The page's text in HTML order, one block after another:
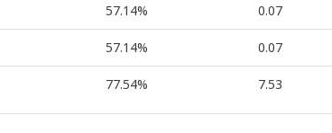
57.14% 0.07
57.14% 0.07
77.54% 7.53